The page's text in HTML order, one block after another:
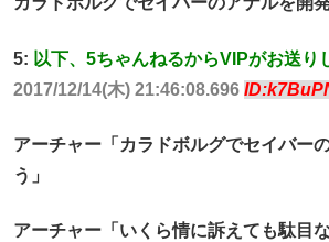
5: 以下、5ちゃんねるからVIPがお送り
2017/12/14(木) 21:46:08.696
アーチャー「カラドボルグでセイバー
う」
アーチャー「いくら情に訴えても駄